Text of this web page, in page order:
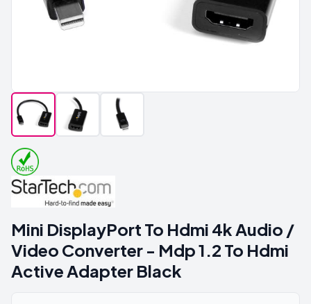
Mini DisplayPort To Hdmi 4k Audio /
Video Converter - Mdp 1.2 To Hdmi
Active Adapter Black